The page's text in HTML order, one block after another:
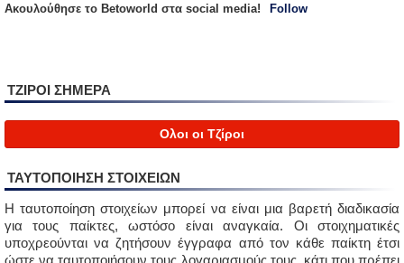
Aκουλούθησε το Betoworld στα social media!
Follow
ΤΖΙΡΟΙ ΣΗΜΕΡΑ
Ολοι οι Τζίροι
ΤΑΥΤΟΠΟΙΗΣΗ ΣΤΟΙΧΕΙΩΝ
Η ταυτοποίηση στοιχείων μπορεί να είναι μια βαρετή διαδικασία
για τους παίκτες, ωστόσο είναι αναγκαία. Οι στοιχηματικές
υποχρεούνται να ζητήσουν έγγραφα από τον κάθε παίκτη έτσι
ώστε να ταυτοποιήσουν τους λογαριασμούς τους, κάτι που πρέπει